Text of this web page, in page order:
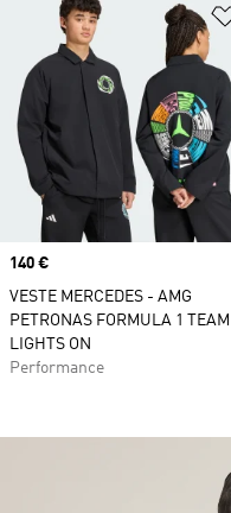
Prix
140 €
VESTE MERCEDES - AMG
PETRONAS FORMULA 1 TEAM
LIGHTS ON
Performance